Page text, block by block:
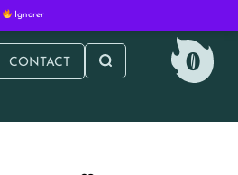
CONTACT 0
Ignorer